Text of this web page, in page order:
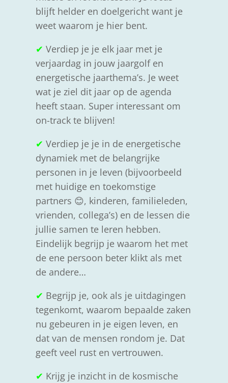
blijft helder en doelgericht want je
weet waarom je hier bent.
✔ Verdiep je je elk jaar met je
verjaardag in jouw jaargolf en
energetische jaarthema’s. Je weet
wat je ziel dit jaar op de agenda
heeft staan. Super interessant om
on-track te blijven!
✔ Verdiep je je in de energetische
dynamiek met de belangrijke
personen in je leven (bijvoorbeeld
met huidige en toekomstige
partners 😊, kinderen, familieleden,
vrienden, collega’s) en de lessen die
jullie samen te leren hebben.
Eindelijk begrijp je waarom het met
de ene persoon beter klikt als met
de andere…
✔ Begrijp je, ook als je uitdagingen
tegenkomt, waarom bepaalde zaken
nu gebeuren in je eigen leven, en
dat van de mensen rondom je. Dat
geeft veel rust en vertrouwen.
✔ Krijg je inzicht in de kosmische